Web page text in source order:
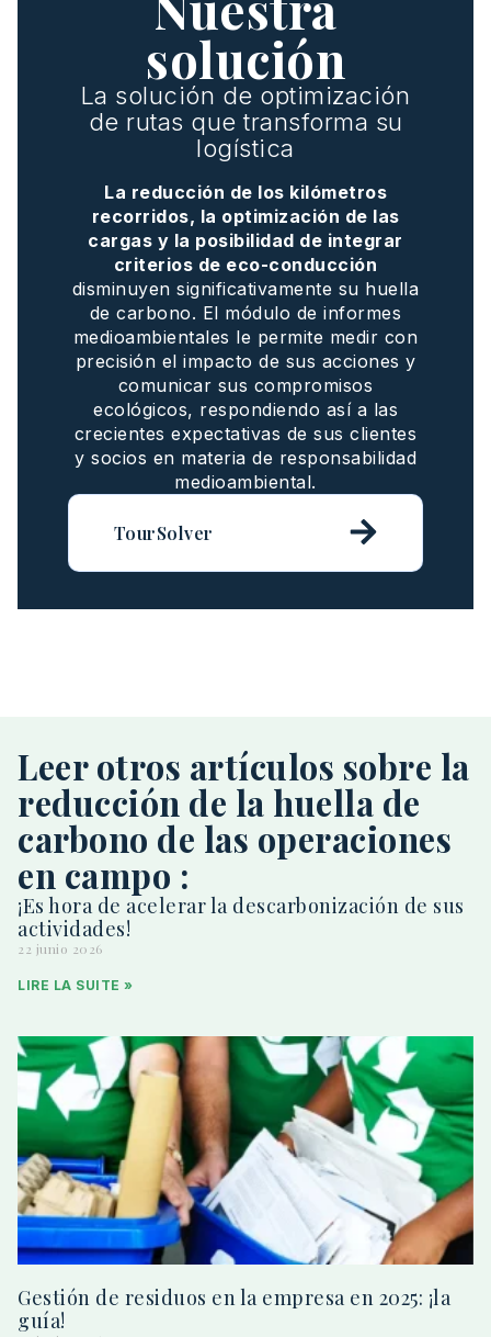
solución
La solución de optimización
de rutas que transforma su
logística
La reducción de los kilómetros
recorridos, la optimización de las
cargas y la posibilidad de integrar
criterios de eco-conducción
disminuyen significativamente su huella
de carbono. El módulo de informes
medioambientales le permite medir con
precisión el impacto de sus acciones y
comunicar sus compromisos
ecológicos, respondiendo así a las
crecientes expectativas de sus clientes
y socios en materia de responsabilidad
medioambiental.
TourSolver
Leer otros artículos sobre la
reducción de la huella de
carbono de las operaciones
en campo :
¡Es hora de acelerar la descarbonización de sus
actividades!
22 junio 2026
LIRE LA SUITE »
Gestión de residuos en la empresa en 2025: ¡la
guía!